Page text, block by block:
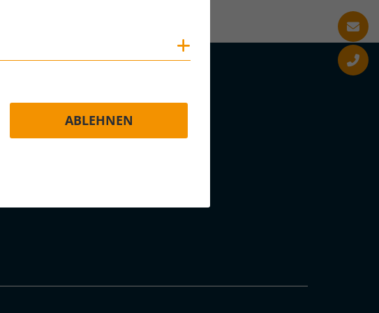
Cookies anzeigen
ABLEHNEN